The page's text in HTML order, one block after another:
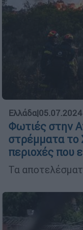
Ελλάδα|
Φωτιές στην
στρέμματα το
περιοχές που
Τα